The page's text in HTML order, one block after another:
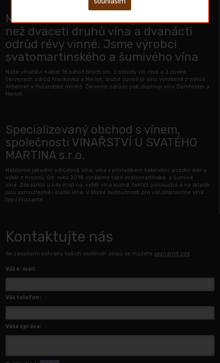
Milovníci vína mohou vybírat z více
než dvaceti druhů vína a dvanácti
odrůd révy vinné. Jsme výrobci
svatomartinského a šumivého vína
Naše vinařství nabízí 16 odrůd bílých vín, 3 odrůdy vín rosé a 2 cuveé
červených odrůd Frankovka a Merlot, druhé cuveé je víno vyrobené z odrůd
Alibernet a Rulandské modré. Červené odrůdy pak doplnují vína Dornfelder a
Merlot.
Specializovaný obchod s vínem,
společnosti VINAŘSTVÍ U SVATÉHO
MARTINA s.r.o.
Nabízíme jakostní odrůdová vína, vína s přívlastkem kabinetní, pozdní sběr a
výběr z hroznů. Od roku 2018 vyrábíme také svatomartinská a šumivá
vína. Zákazníci u nás mají na vyběr vína suchá, taktéž polosuchá a na skladě
jsou samozřejmě i sladší vína. V blízké budoucnosti pro vás připravíme vína
typu Frizzante.
Kontaktujte nás
Se zásadami ochrany Vašich osobních údajů se můžete seznámit zde
Váš e-mail:
Váš telefon:
Váše zpráva: